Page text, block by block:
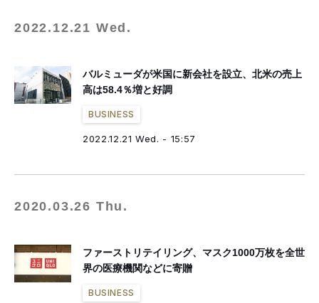
2022.12.21 Wed.
バルミューダが米国に新会社を設立、北米の売上
高は58.4％増と好調
BUSINESS
2022.12.21 Wed. - 15:57
2020.03.26 Thu.
ファーストリテイリング、マスク1000万枚を全世
界の医療機関などに寄贈
BUSINESS